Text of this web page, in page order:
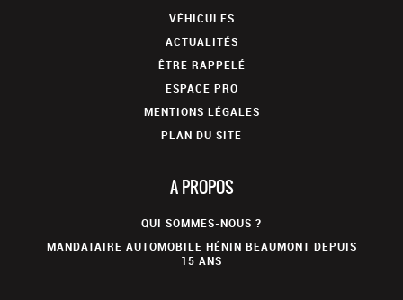
VÉHICULES
ACTUALITÉS
ÊTRE RAPPELÉ
ESPACE PRO
MENTIONS LÉGALES
PLAN DU SITE
A PROPOS
QUI SOMMES-NOUS ?
MANDATAIRE AUTOMOBILE HÉNIN BEAUMONT DEPUIS
15 ANS